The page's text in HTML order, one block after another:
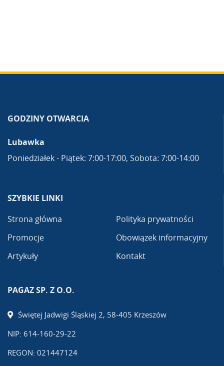
GODZINY OTWARCIA
Lubawka
Poniedziałek - Piątek: 7:00-17:00, Sobota: 7:00-14:00
SZYBKIE LINKI
Strona główna
Promocje
Artykuły
Polityka prywatności
Obowiązek informacyjny
Kontakt
PAGAZ SP. Z O.O.
Świętej Jadwigi Śląskiej 2, 58-405 Krzeszów
NIP: 614-160-29-22
REGON: 021447124